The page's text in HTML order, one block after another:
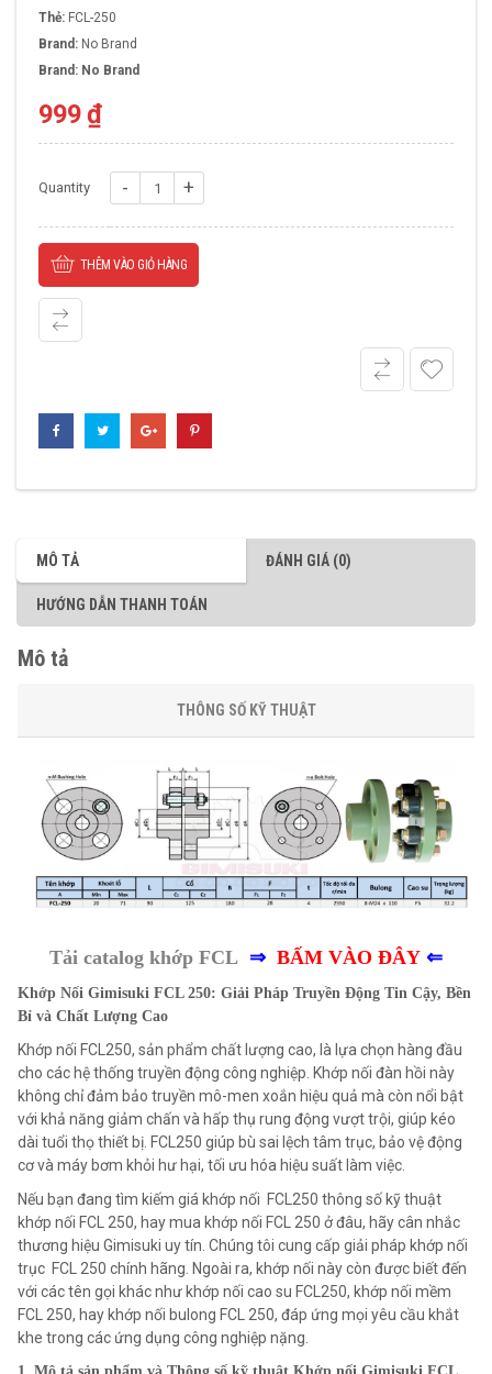
Thẻ: FCL-250
Brand: No Brand
Brand: No Brand
999₫
Quantity
Khớp
Cao
Su
THÊM VÀO GIỎ HÀNG
MÔ TẢ ĐÁNH GIÁ (0)
HƯỚNG DẪN THANH TOÁN
Mô tả
THÔNG SỐ KỸ THUẬT
Tải catalog khớp FCL ⇒ BẤM VÀO ĐÂY ⇐
Khớp Nối Gimisuki FCL 250: Giải Pháp Truyền Động Tin Cậy, Bền
Bỉ và Chất Lượng Cao
Khớp nối FCL250, sản phẩm chất lượng cao, là lựa chọn hàng đầu
cho các hệ thống truyền động công nghiệp. Khớp nối đàn hồi này
không chỉ đảm bảo truyền mô-men xoắn hiệu quả mà còn nổi bật
với khả năng giảm chấn và hấp thụ rung động vượt trội, giúp kéo
dài tuổi thọ thiết bị. FCL250 giúp bù sai lệch tâm trục, bảo vệ động
cơ và máy bơm khỏi hư hại, tối ưu hóa hiệu suất làm việc.
Nếu bạn đang tìm kiếm giá khớp nối FCL250 thông số kỹ thuật
khớp nối FCL 250, hay mua khớp nối FCL 250 ở đâu, hãy cân nhắc
thương hiệu Gimisuki uy tín. Chúng tôi cung cấp giải pháp khớp nối
trục FCL 250 chính hãng. Ngoài ra, khớp nối này còn được biết đến
với các tên gọi khác như khớp nối cao su FCL250, khớp nối mềm
FCL 250, hay khớp nối bulong FCL 250, đáp ứng mọi yêu cầu khắt
khe trong các ứng dụng công nghiệp nặng.